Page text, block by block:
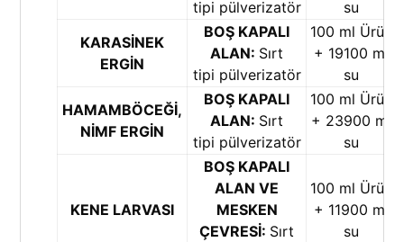
tipi pülverizatör
su
KARASİNEK
ERGİN
BOŞ KAPALI
ALAN: Sırt
tipi pülverizatör
100 ml Ürün
+ 19100 ml
su
HAMAMBÖCEĞİ,
NİMF ERGİN
BOŞ KAPALI
ALAN: Sırt
tipi pülverizatör
100 ml Ürün
+ 23900 ml
su
KENE LARVASI
BOŞ KAPALI
ALAN VE
MESKEN
ÇEVRESİ: Sırt
100 ml Ürün
+ 11900 ml
su